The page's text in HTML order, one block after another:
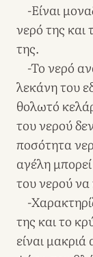
-Είναι
νερό της και
της.
-Το νερό
λεκάνη του
θολωτό
του νερού
ποσότητα
αγέλη
του νερού να
-
της και το
είναι